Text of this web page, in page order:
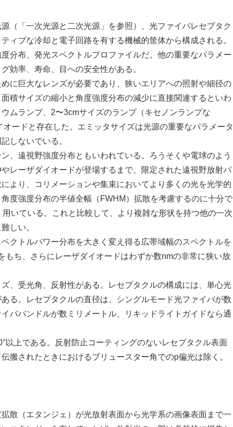
（「一次光源と二次光源」を参照）、光ファイバレセプタク
ィブな冷却と電子回路を有する機械的筐体から構成される。
分布、発光スペクトルプロファイルだ。他の重要なパラメー
効率、寿命、目への安全性がある。
に巨大なレンズが必要であり、狭いエリアへの照射や細径の
積サイズの縮小と角度強度分布の減少に直接関連するといわ
ムランプ、2〜3cmサイズのランプ（キセノンランプな
ードと存在した。エミッタサイズは光源の重要なパラメータ
しないでいる。
、遠視野強度分布ともいわれている。ろうそくや電球のよう
レーザダイオードが登場するまで、限定された遠視野放射パ
より、コリメーションや集束においてより多くの光を光学的
度強度分布の半値全幅（FWHM）拡散を考慮するのに十分で
いている。これと比較して、より複雑な形状を持つ他の一次
しい。
クトルパワー分布を大きく変え得る広帯域幅のスペクトルを
ち、さらにレーザダイオードはわずか数nmの非常に狭い放
、受光角、反射性がある。レセプタクルの構成には、単心光
る。レセプタクルの直径は、シングルモード光ファイバが数
ババンドルが数ミリメートル、リキッドライトガイドなら通
上である。反射防止コーティングのないレセプタクル表面
搬されたときにおけるブリュースター角でのp偏光は除く。
散（エタンジェ）が光放射表面から光学系の画像表面まで一